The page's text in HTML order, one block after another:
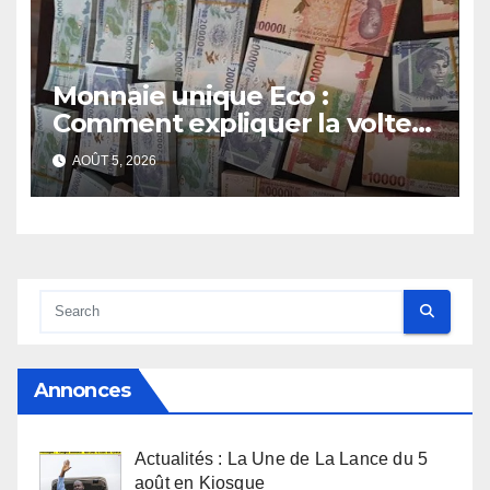
Monnaie unique Eco :
Comment expliquer la volte-
face de la Guinée
AOÛT 5, 2026
Annonces
Actualités : La Une de La Lance du 5
août en Kiosque